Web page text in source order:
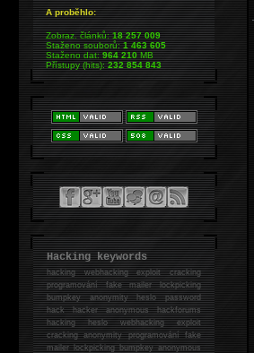
A proběhlo:
Zobraz. článků:18 257 009
Staženo souborů:1 463 605
Staženo dat:964 210MB
Přístupy (hits):232 854 843
Hacking keywords
hackingwebhacking exploit cracking
programování fake mailer lockpicking
bumpkey anonymity heslo password
hackhacker anonymous hackforums
hackingheslo webhacking exploit
cracking anonymity programování fake
mailer lockpicking bumpkey anonymous